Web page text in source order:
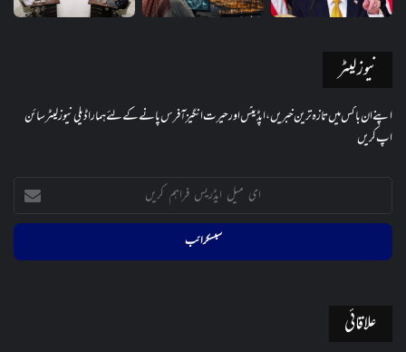
نیوز لیٹر
اپنے ان باکس میں تازہ ترین خبریں، اپڈیٹس اور حیرت انگیز آفرس پانے کے لئے ہمارا ڈیلی نیوز لیٹر سائن
اپ کریں
ایڈریس
کریں
علاقائی